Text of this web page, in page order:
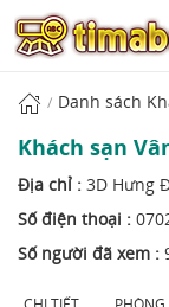
Danh sách
Khách sạn
Địa chỉ : 3D Hưng
Số điện thoại :
Số người đã xem :